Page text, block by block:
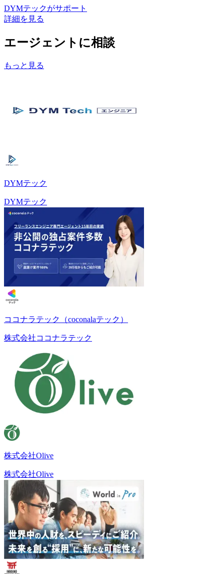
DYMテックがサポート
詳細を見る
エージェントに相談
もっと見る
DYMテック
DYMテック
ココナラテック（coconalaテック）
株式会社ココナラテック
株式会社Olive
株式会社Olive